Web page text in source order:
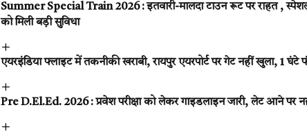
Summer Special Train 2026 : इतवारी-मालदा टाउन रूट पर राहत ,
को मिली बड़ी सुविधा
एयरइंडिया फ्लाइट में तकनीकी खराबी, रायपुर एयरपोर्ट पर गेट नहीं खुला, 1
Pre D.El.Ed. 2026 : प्रवेश परीक्षा को लेकर गाइडलाइन जारी, लेट आने पर